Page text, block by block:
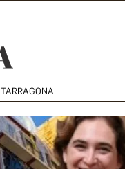
TARRAGONA